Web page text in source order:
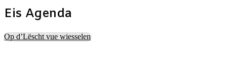
for
Eis Agenda
Op d’Lëscht vue wiesselen